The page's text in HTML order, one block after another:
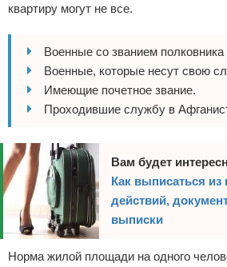
квартиру могут не все.
Военные со званием
Военные, которые несут свою
Имеющие почетное звание.
Проходившие службу в
Вам будет
Как выписаться
действий,
выписки
Норма жилой площади на одного